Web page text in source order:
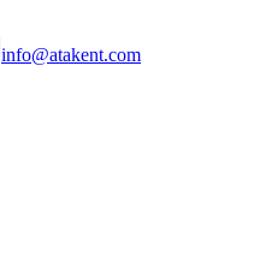
info@atakent.com